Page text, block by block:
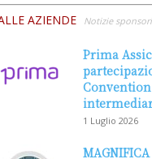
AZIENDE Notizie
Prima
1 Luglio 2026